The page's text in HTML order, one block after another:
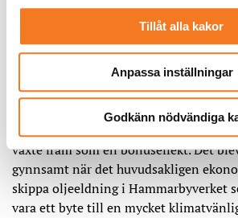
Tillåt alla kakor
Anpassa inställningar
Godkänn nödvändiga
Elförbrukande värmepumpar sågs
lösning även på lite längre sikt. Det
hade full koll på var framtidens och
utveckling, men lite tur ska man också
Den idag supersmarta balanserande
värmepumparna har fått i det
växte fram som en bonuseffekt. Det
gynnsamt när det huvudsakligen
skippa oljeeldning i Hammarbyverket
vara ett byte till en mycket